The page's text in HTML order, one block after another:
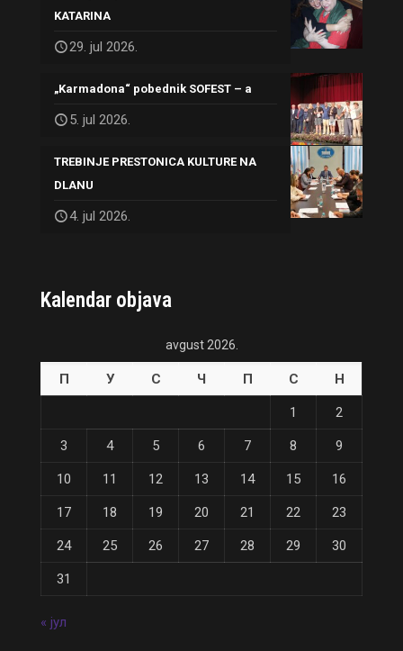
KATARINA
29. jul 2026.
„Karmadona“ pobednik SOFEST – a
5. jul 2026.
TREBINJE PRESTONICA KULTURE NA
DLANU
4. jul 2026.
Kalendar objava
avgust 2026.
П У С Ч П С Н
1 2
3 4 5 6 7 8 9
10 11 12 13 14 15 16
17 18 19 20 21 22 23
24 25 26 27 28 29 30
31
« јул